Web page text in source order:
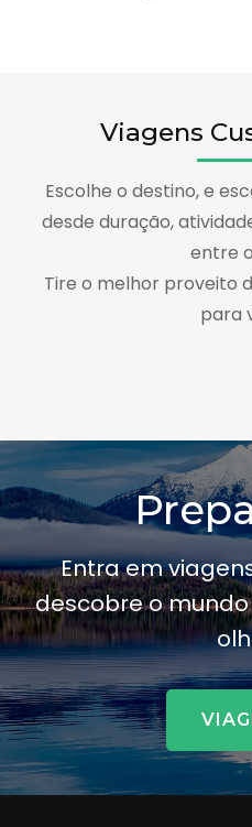
Viagens
Escolhe o destino, e
desde duração,
entre
Tire o melhor proveito
para
Entra em
descobre o